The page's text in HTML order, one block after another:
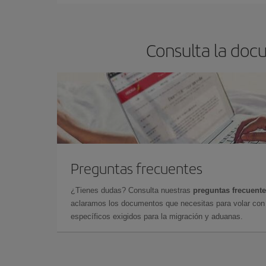
Consulta la
Preguntas frecuentes
¿Tienes dudas? Consulta nuestras preguntas
aclaramos los documentos que necesitas para volar
específicos exigidos para la migración y aduanas.